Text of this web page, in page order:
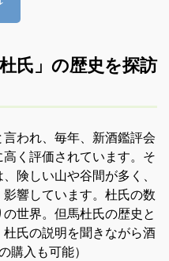
氏」の歴史を探訪
われ、毎年、新酒鑑評会
く評価されています。そ
険しい山や谷間が多く、
響しています。杜氏の数
世界。但馬杜氏の歴史と
氏の説明を聞きながら酒
購入も可能）